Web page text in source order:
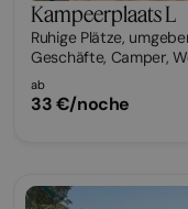
Kampeerplaats L
Ruhige Plätze,
Geschäfte, Camper,
ab
33 €/noche
Parcela